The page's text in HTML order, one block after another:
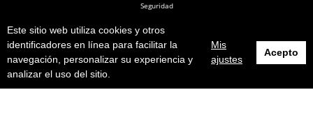
Este sitio web utiliza cookies y otros
identificadores en línea para facilitar la
navegación, personalizar su experiencia y
analizar el uso del sitio.
Mis
ajustes
Acepto
Enfermería en Desarrollo © 2026
Seguridad